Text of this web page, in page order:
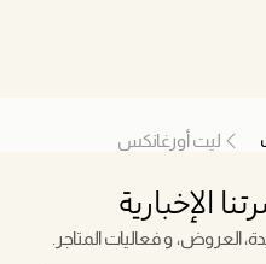
ليت أورغانكس
الإخبارية
العروض، و فعاليات المتاجر.